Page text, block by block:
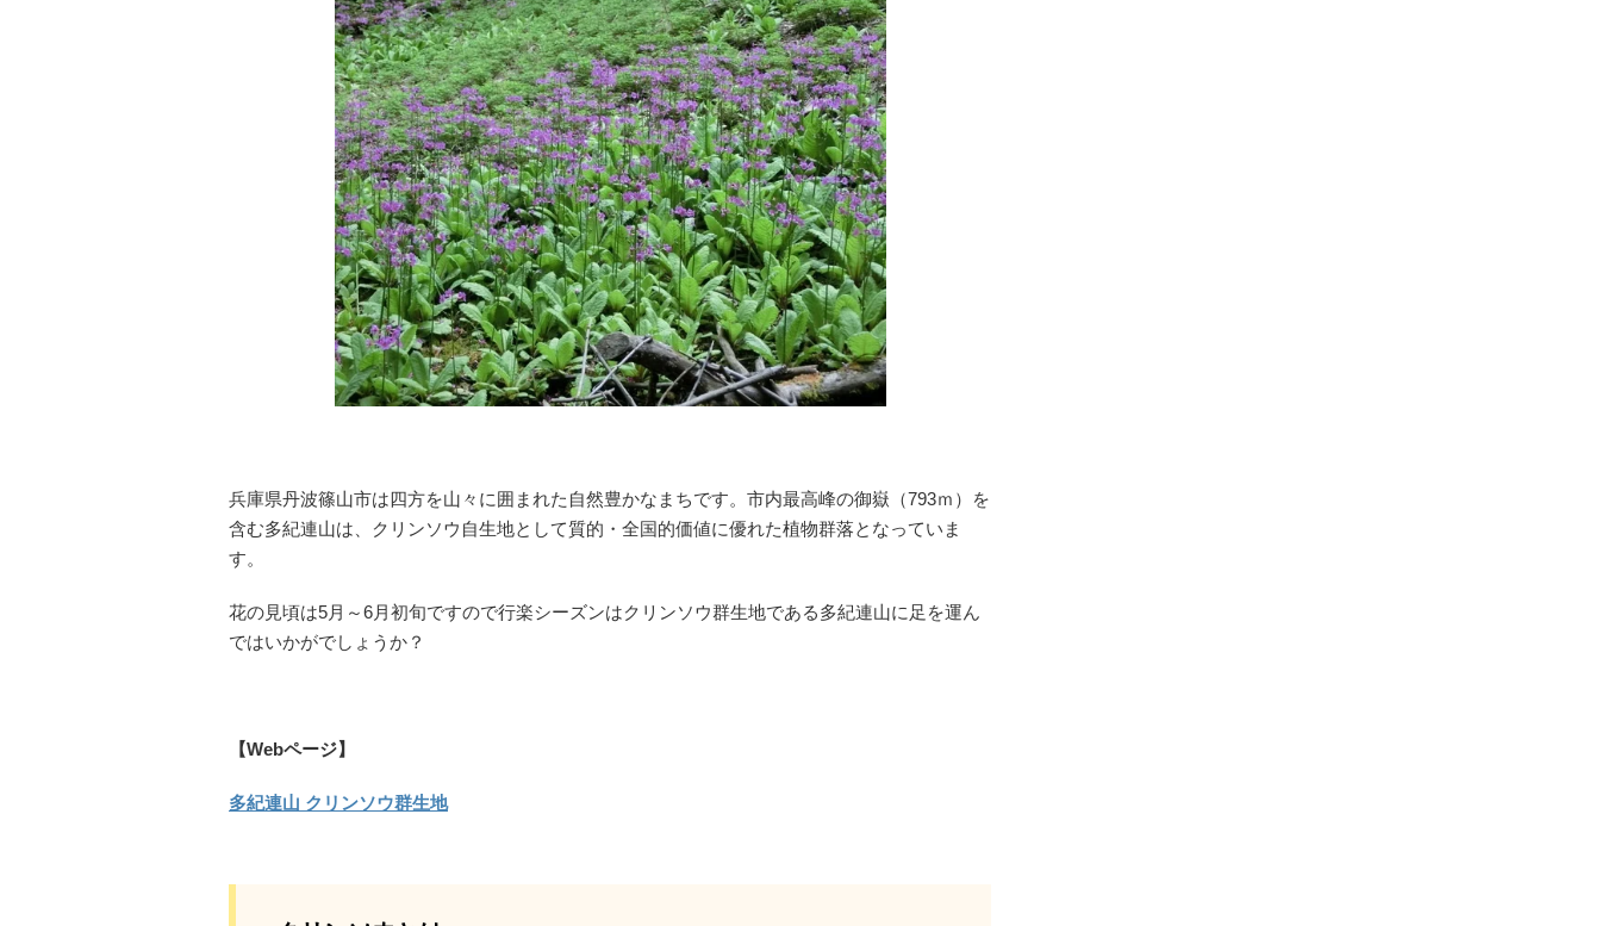
兵庫県丹波篠山市は四方を山々に囲まれた自然豊かなまちです。市内最高峰の御嶽（793ｍ）を
含む多紀連山は、クリンソウ自生地として質的・全国的価値に優れた植物群落となっていま
す。
花の見頃は5月～6月初旬ですので行楽シーズンはクリンソウ群生地である多紀連山に足を運ん
ではいかがでしょうか？
【Webページ】
多紀連山 クリンソウ群生地